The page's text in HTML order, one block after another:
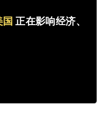
国 正在影响经济、